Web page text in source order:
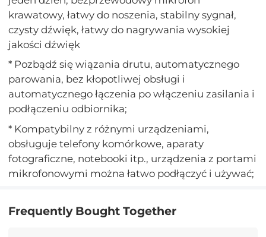
krawatowy, łatwy do noszenia, stabilny sygnał,
czysty dźwięk, łatwy do nagrywania wysokiej
jakości dźwięk
* Pozbądź się wiązania drutu, automatycznego
parowania, bez kłopotliwej obsługi i
automatycznego łączenia po włączeniu zasilania i
podłączeniu odbiornika;
* Kompatybilny z różnymi urządzeniami,
obsługuje telefony komórkowe, aparaty
fotograficzne, notebooki itp., urządzenia z portami
mikrofonowymi można łatwo podłączyć i używać;
Frequently Bought Together